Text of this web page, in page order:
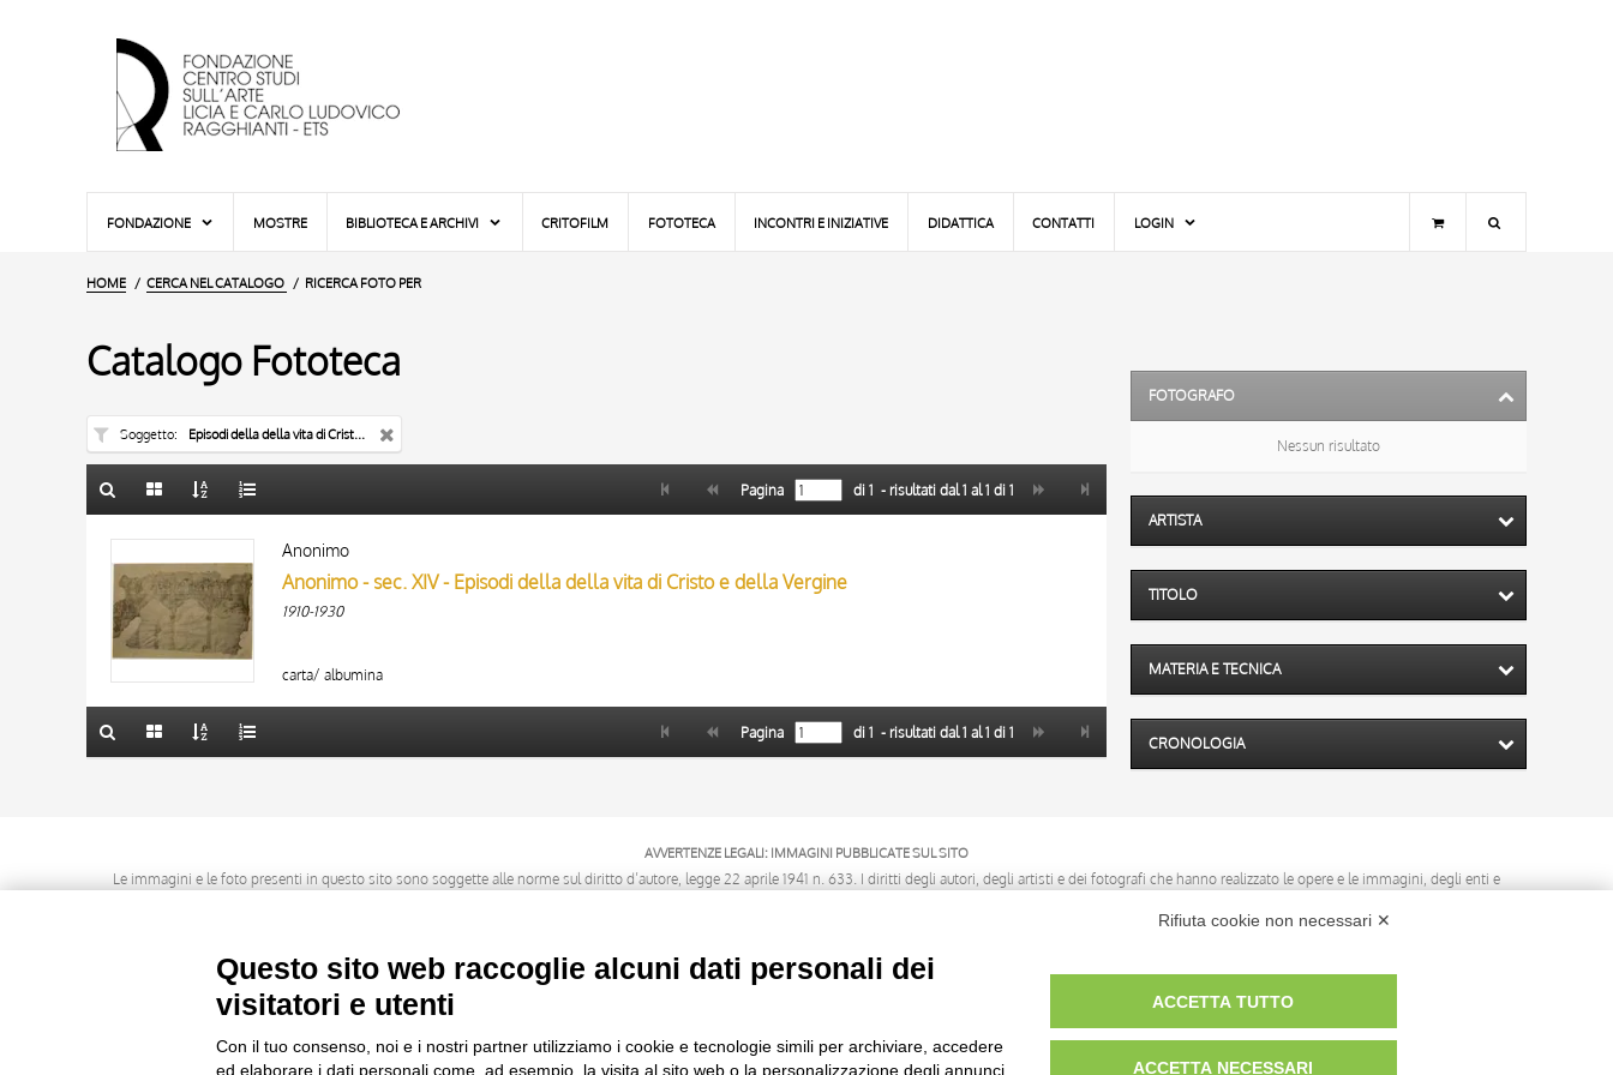
FONDAZIONE MOSTRE BIBLIOTECA E ARCHIVI CRITOFILM FOTOTECA INCONTRI E INIZIATIVE DIDATTICA CONTATTI LOGIN
HOME CERCA NEL CATALOGO RICERCA FOTO PER
Catalogo Fototeca
Soggetto Episodi della della vita di Cristo e della Vergine - pulpito
AUTORE
ARTISTA
MATERIA E TECNICA
10 RISULTATI
20 RISULTATI
Pagina di 1 - risultati dal1 al1 di 1
Anonimo
Anonimo - sec. XIV - Episodi della della vita di Cristo e della Vergine
1910-1930
carta/ albumina
TITOLO
ARTISTA
MATERIA E TECNICA
DATA
10 RISULTATI
20 RISULTATI
Pagina di 1 - risultati dal1 al1 di 1
FOTOGRAFO
Nessun risultato
ARTISTA
TITOLO
MATERIA E TECNICA
CRONOLOGIA
AVVERTENZE LEGALI: IMMAGINI PUBBLICATE SUL SITO
Le immagini e le foto presenti in questo sito sono soggette alle norme sul diritto d’autore, legge 22 aprile 1941 n. 633. I diritti degli autori, degli artisti e dei fotografi che hanno realizzato le opere e le immagini, degli enti e
Rifiuta cookie non necessari ✕
Questo sito web raccoglie alcuni dati personali dei
visitatori e utenti
Con il tuo consenso, noi e i nostri partner utilizziamo i cookie e tecnologie simili per archiviare, accedere
ed elaborare i dati personali come, ad esempio, la visita al sito web o la personalizzazione degli annunci.
ACCETTA TUTTO
ACCETTA NECESSARI